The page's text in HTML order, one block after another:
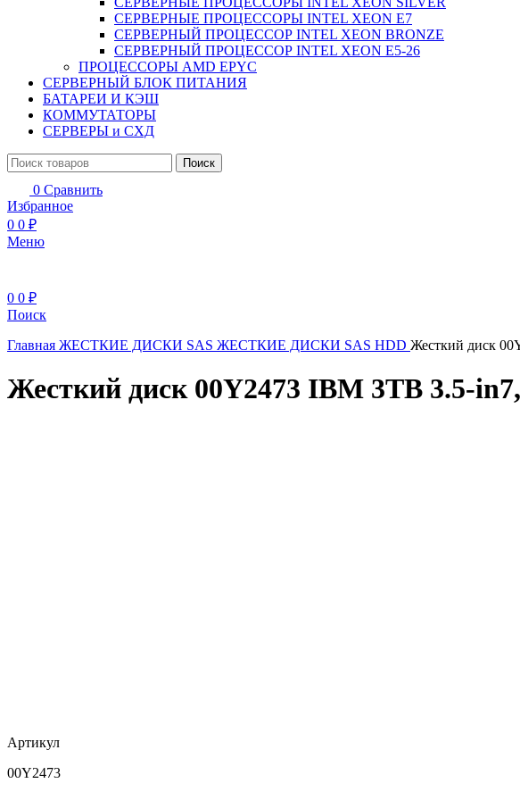
СЕРВЕРНЫЕ ПРОЦЕССОРЫ INTEL XEON Е7
СЕРВЕРНЫЙ ПРОЦЕССОР INTEL XEON BRONZE
СЕРВЕРНЫЙ ПРОЦЕССОР INTEL XEON Е5-26
ПРОЦЕССОРЫ AMD EPYC
СЕРВЕРНЫЙ БЛОК ПИТАНИЯ
БАТАРЕИ И КЭШ
КОММУТАТОРЫ
СЕРВЕРЫ и СХД
Поиск
0 Сравнить
Избранное
0 0 ₽
Меню
0 0 ₽
Поиск
Главная ЖЕСТКИЕ ДИСКИ SAS ЖЕСТКИЕ ДИСКИ SAS HDD Жесткий диск
Жесткий диск 00Y2473 IBM 3TB 3.5-
Артикул
00Y2473